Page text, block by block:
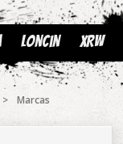
Loncin XRW
> Marcas